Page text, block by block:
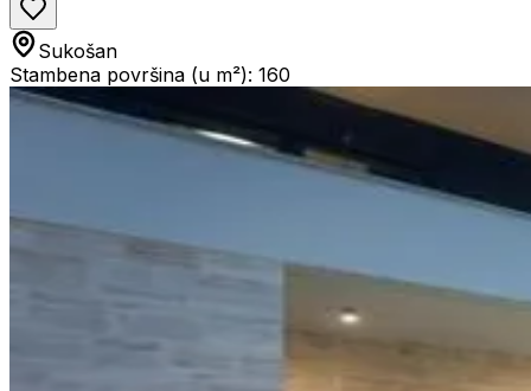
Sukošan
Stambena površina (u m²): 160